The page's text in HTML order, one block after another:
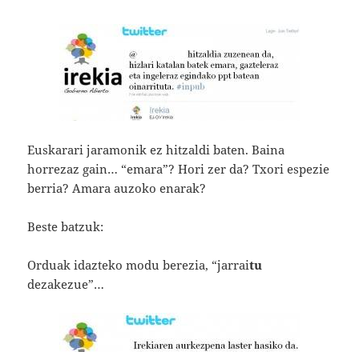
Euskarari jaramonik ez hitzaldi baten. Baina
horrezaz gain… “emara”? Hori zer da? Txori espezie
berria? Amara auzoko enarak?
Beste batzuk:
Orduak idazteko modu berezia, “jarraitu
dezakezue”…